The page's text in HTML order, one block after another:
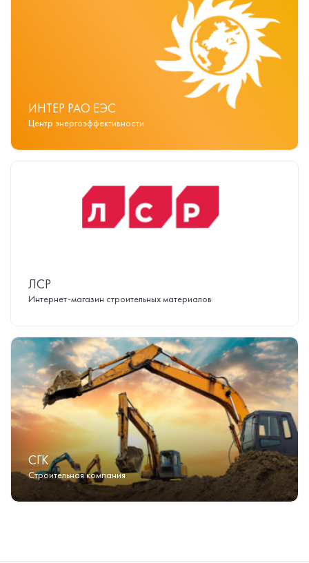
ИНТЕР РАО ЕЭС
Центр энергоэффективности
ЛСР
Интернет-магазин строительных материалов
СГК
Строительная компания